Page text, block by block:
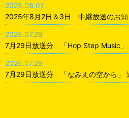
2025.08.01
2025年8月2日＆3日 中継放送のお知
2025.07.29
7月29日放送分 「Hop Step Music」
2025.07.29
7月29日放送分 「なみえの空から」